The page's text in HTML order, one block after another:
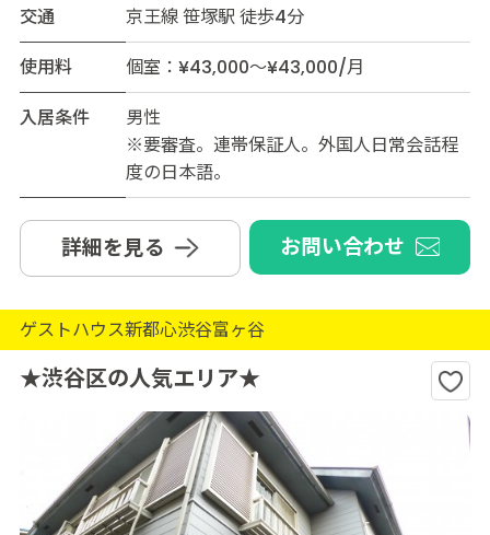
交通
京王線 笹塚駅 徒歩4分
使用料
個室：¥43,000～¥43,000/月
入居条件
男性
※要審査。連帯保証人。外国人日常会話程
度の日本語。
詳細を見る お問い合わせ
ゲストハウス新都心渋谷富ヶ谷
★渋谷区の人気エリア★